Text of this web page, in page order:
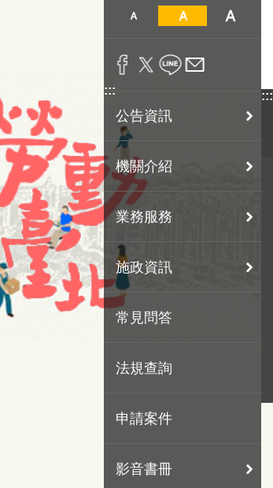
:::
公告資訊
機關介紹
業務服務
施政資訊
常見問答
法規查詢
申請案件
影音書冊
:::